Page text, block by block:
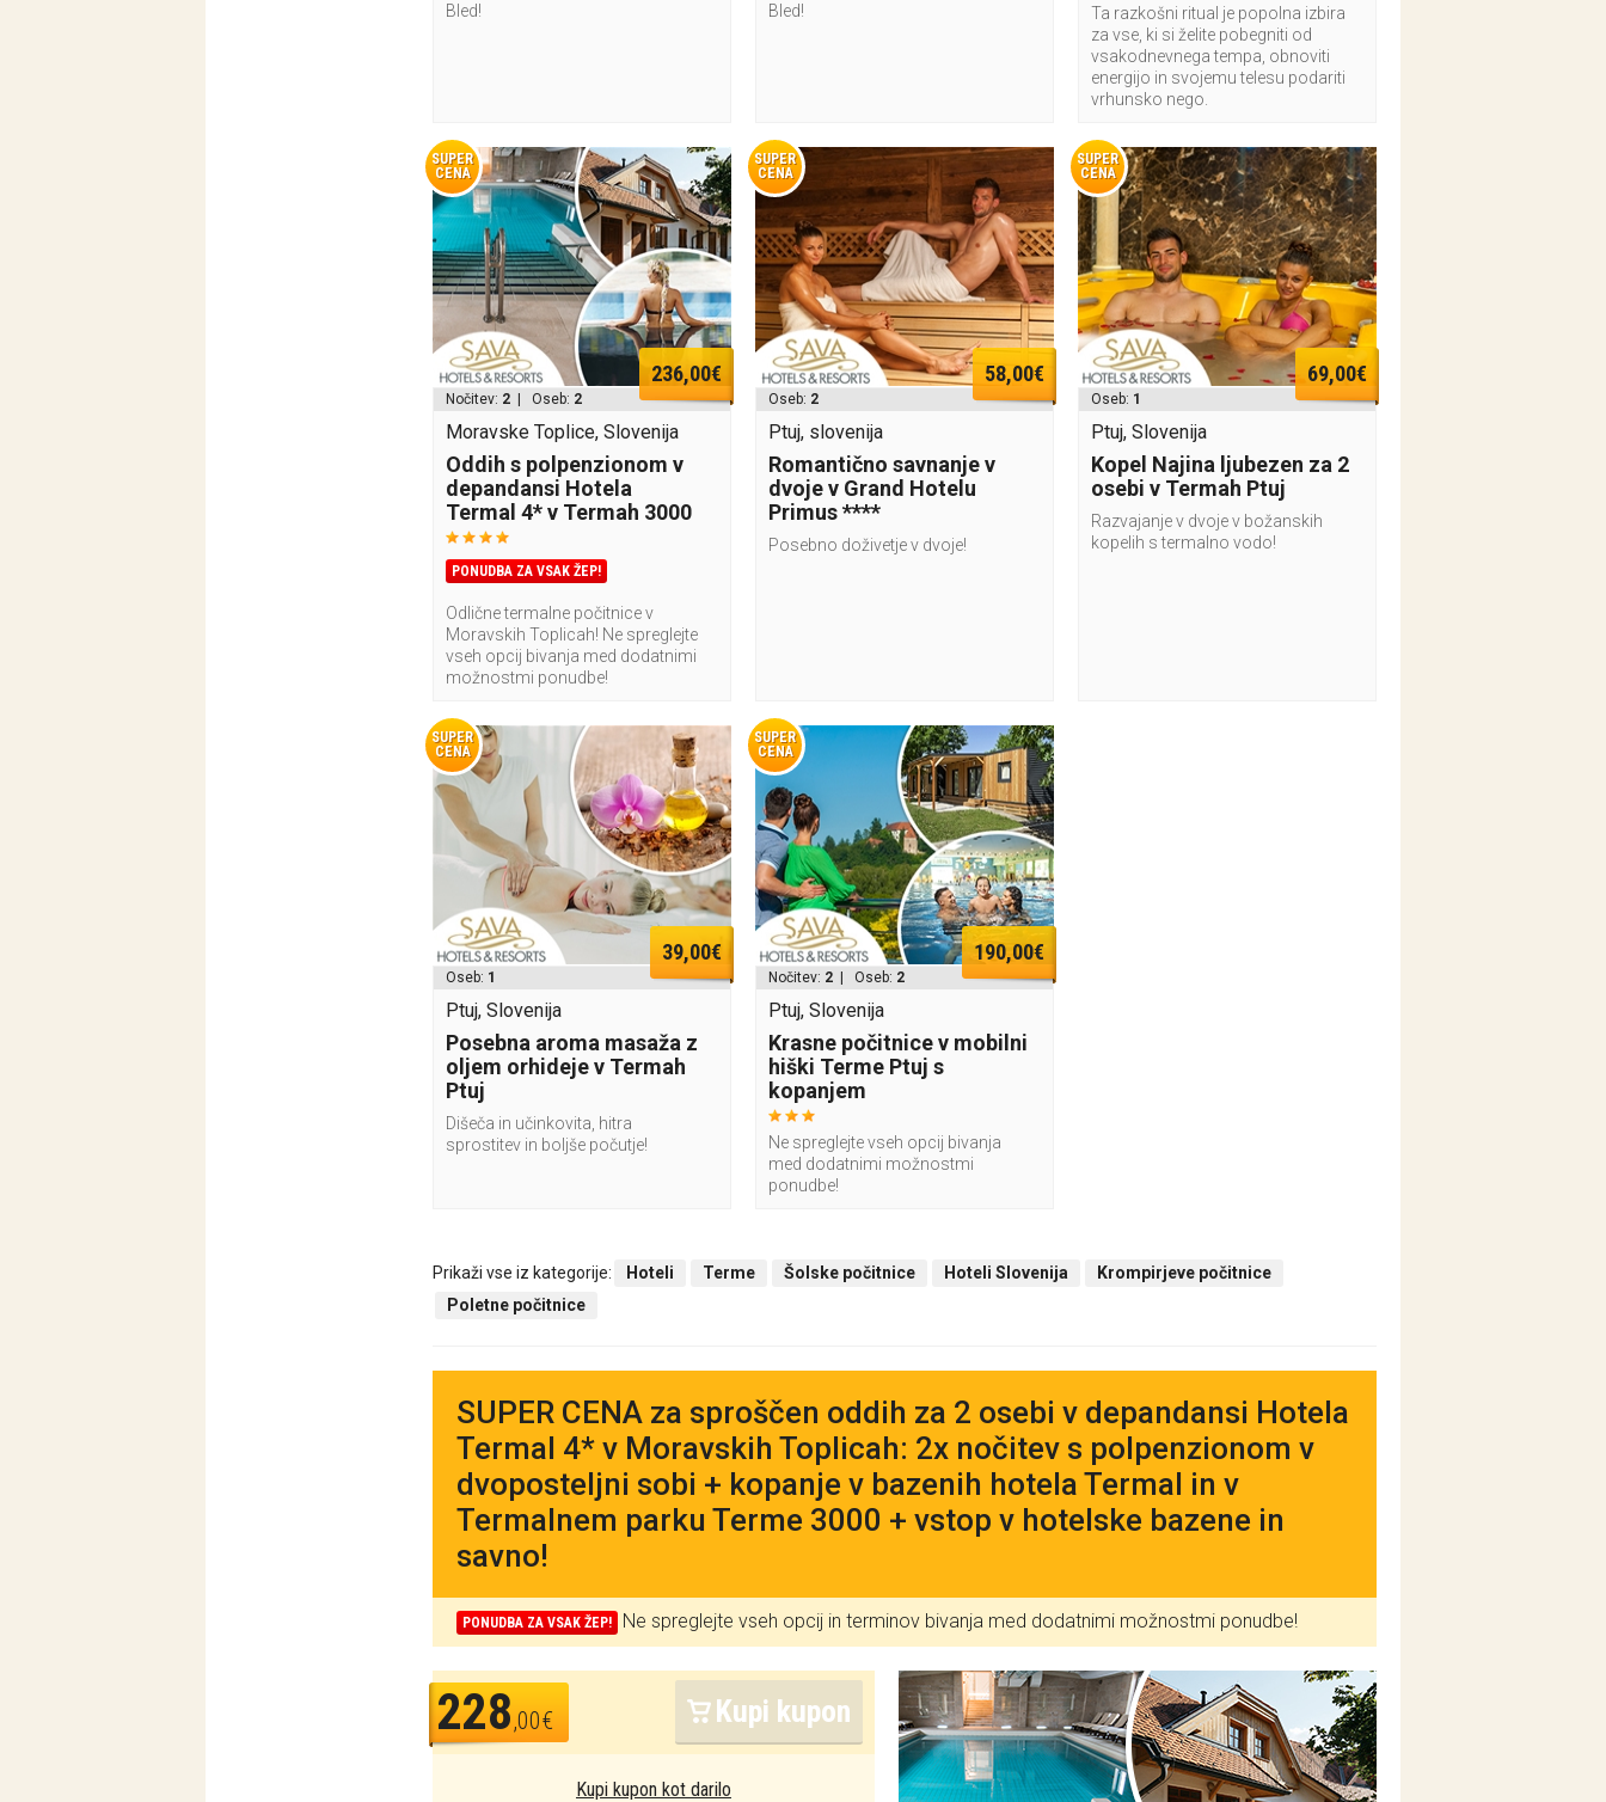
Bled!
Bled!
Ta razkošni ritual je popolna izbira
za vse, ki si želite pobegniti od
vsakodnevnega tempa, obnoviti
energijo in svojemu telesu podariti
vrhunsko nego.
SUPER
CENA
236,00€
Nočitev: 2 | Oseb: 2
Moravske Toplice, Slovenija
Oddih s polpenzionom v
depandansi Hotela
Termal 4* v Termah 3000
PONUDBA ZA VSAK ŽEP!
Odlične termalne počitnice v
Moravskih Toplicah! Ne spreglejte
vseh opcij bivanja med dodatnimi
možnostmi ponudbe!
SUPER
CENA
58,00€
Oseb: 2
Ptuj, slovenija
Romantično savnanje v
dvoje v Grand Hotelu
Primus ****
Posebno doživetje v dvoje!
SUPER
CENA
69,00€
Oseb: 1
Ptuj, Slovenija
Kopel Najina ljubezen za 2
osebi v Termah Ptuj
Razvajanje v dvoje v božanskih
kopelih s termalno vodo!
SUPER
CENA
39,00€
Oseb: 1
Ptuj, Slovenija
Posebna aroma masaža z
oljem orhideje v Termah
Ptuj
Dišeča in učinkovita, hitra
sprostitev in boljše počutje!
SUPER
CENA
190,00€
Nočitev: 2 | Oseb: 2
Ptuj, Slovenija
Krasne počitnice v mobilni
hiški Terme Ptuj s
kopanjem
Ne spreglejte vseh opcij bivanja
med dodatnimi možnostmi
ponudbe!
Prikaži vse iz kategorije: Hoteli Terme Šolske počitnice Hoteli Slovenija
Krompirjeve počitnice
Poletne počitnice
SUPER CENA za sproščen oddih za 2 osebi v depandansi Hotela
Termal 4* v Moravskih Toplicah: 2x nočitev s polpenzionom v
dvoposteljni sobi + kopanje v bazenih hotela Termal in v
Termalnem parku Terme 3000 + vstop v hotelske bazene in
savno!
PONUDBA ZA VSAK ŽEP! Ne spreglejte vseh opcij in terminov bivanja med dodatnimi možnostmi ponudbe!
228,00€ Kupi kupon
Kupi kupon kot darilo